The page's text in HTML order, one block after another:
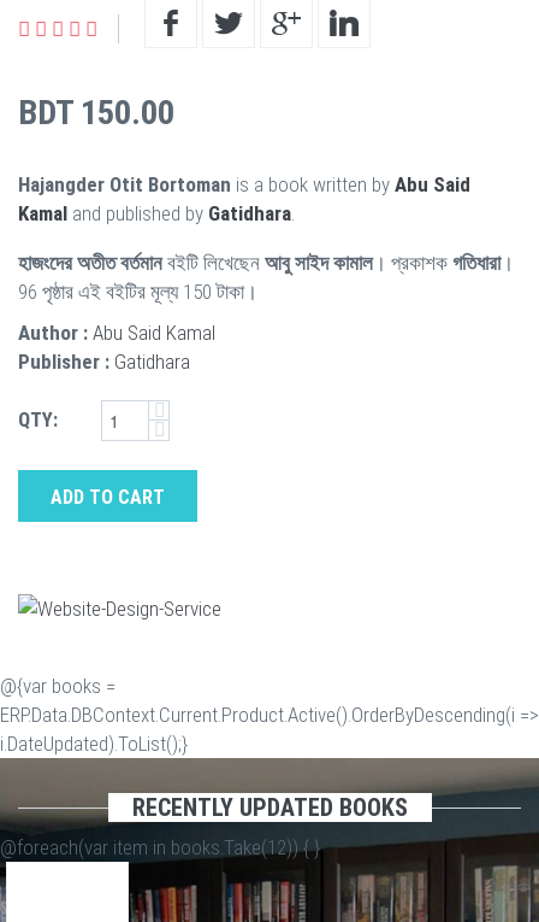
BDT 150.00
Hajangder Otit Bortoman is a book written by Abu Said
Kamal and published by Gatidhara
হাজংদের অতীত বর্তমানবইটি লিখেছেন আবু সাইদ কামাল। প্রকাশক গতিধারা।
96 পৃষ্ঠার এই বইটির মূল্য 150 টাকা।
Author : Abu Said Kamal
Publisher : Gatidhara
QTY:
ADD TO CART
@{var books =
ERP.Data.DBContext.Current.Product.Active().OrderByDescending(i =>
i.DateUpdated).ToList();}
RECENTLY UPDATED BOOKS
@foreach(var item in books.Take(12)) {}